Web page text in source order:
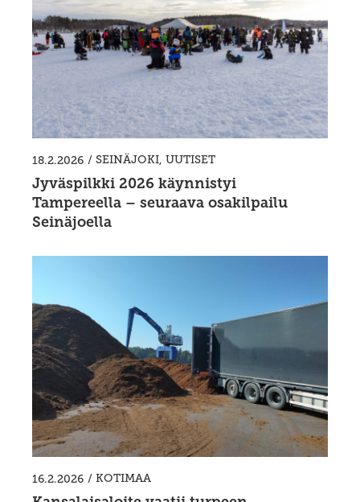
18.2.2026 / SEINÄJOKI, UUTISET
Jyväspilkki 2026 käynnistyi
Tampereella – seuraava osakilpailu
Seinäjoella
16.2.2026 / KOTIMAA